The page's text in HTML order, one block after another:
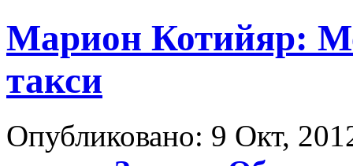
Марион Котийяр:
такси
Опубликовано: 9 Окт,